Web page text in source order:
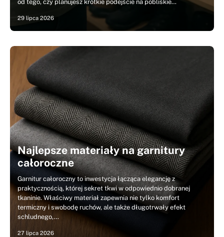
od tego, czy planujesz krótkie podejście na pobliskie…
29 lipca 2026
Najlepsze materiały na garnitury
całoroczne
Garnitur całoroczny to inwestycja łącząca elegancję z
praktycznością, której sekret tkwi w odpowiednio dobranej
tkaninie. Właściwy materiał zapewnia nie tylko komfort
termiczny i swobodę ruchów, ale także długotrwały efekt
schludnego,…
27 lipca 2026